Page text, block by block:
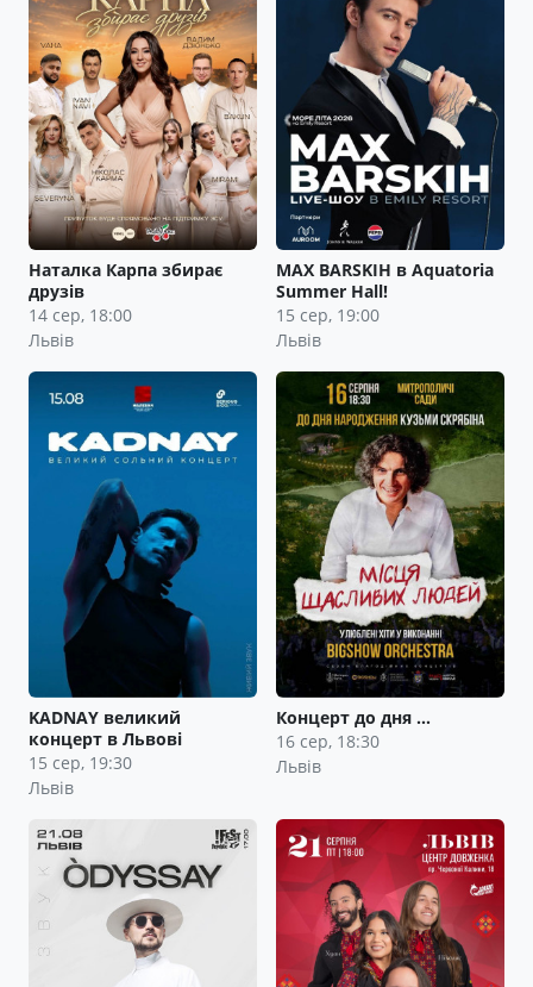
Наталка Карпа збирає
друзів
14 сер, 18:00
Львів
MAX BARSKIH в Aquatoria
Summer Hall!
15 сер, 19:00
Львів
KADNAY великий
концерт в Львові
15 сер, 19:30
Львів
Концерт до дня …
16 сер, 18:30
Львів